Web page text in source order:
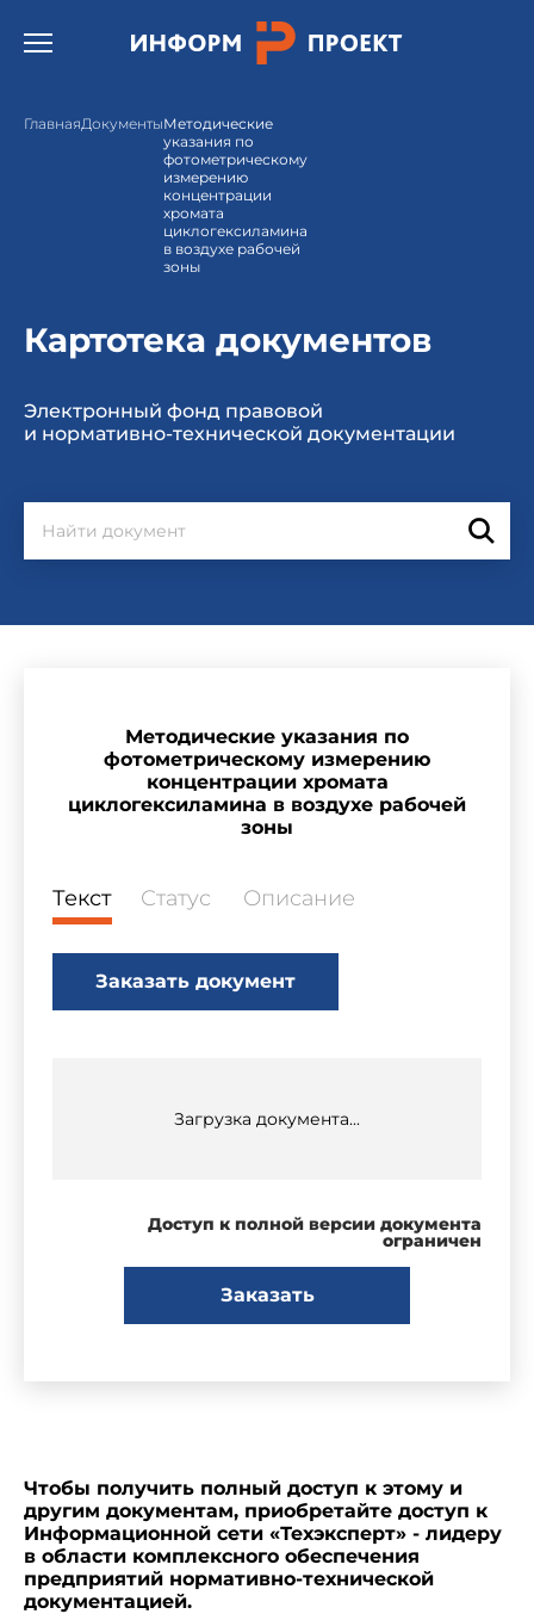
Открыть бургер меню.
ГлавнаяДокументыМетодические
указания по
фотометрическому
измерению
концентрации
хромата
циклогексиламина
в воздухе рабочей
зоны
Картотека документов
Электронный фонд правовой
и нормативно-технической документации
Методические указания по
фотометрическому измерению
концентрации хромата
циклогексиламина в воздухе рабочей
зоны
Текст Статус Описание
Заказать документ
Загрузка документа...
Доступ к полной версии документа
ограничен
Заказать
Чтобы получить полный доступ к этому и
другим документам, приобретайте доступ к
Информационной сети «Техэксперт» - лидеру
в области комплексного обеспечения
предприятий нормативно-технической
документацией.